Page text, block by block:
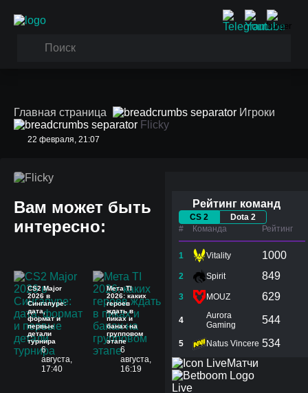
Главная страница
Игроки
Flicky
22 февраля, 21:07
Flicky
Вам может быть
интересно:
CS2 Major
2026 в
Сингапуре:
дата,
формат и
первые
детали
турнира
6
августа,
17:40
Мета TI
2026: каких
героев
ждать в
пиках и
банах на
групповом
этапе
6
августа,
16:19
Рейтинг команд
CS 2
Dota 2
#
Команда Рейтинг
1 Vitality 1000
2 Spirit 849
3 MOUZ 629
4
Aurora
Gaming
544
5 Natus Vincere 534
Матчи
Live